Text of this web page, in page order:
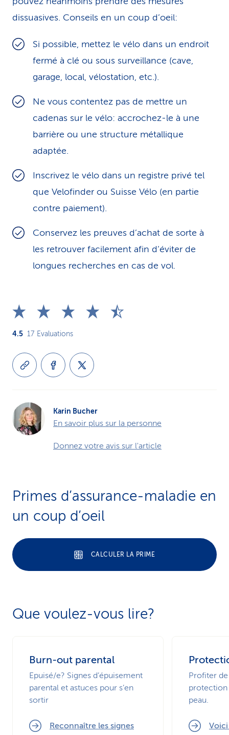
dissuasives. Conseils en un coup d’oeil:
Si possible, mettez le vélo dans un endroit
fermé à clé ou sous surveillance (cave,
garage, local, vélostation, etc.).
Ne vous contentez pas de mettre un
cadenas sur le vélo: accrochez-le à une
barrière ou une structure métallique
adaptée.
Inscrivez le vélo dans un registre privé tel
que Velofinder ou Suisse Vélo (en partie
contre paiement).
Conservez les preuves d’achat de sorte à
les retrouver facilement afin d’éviter de
longues recherches en cas de vol.
4.5 17 Evaluations
Karin Bucher
En savoir plus sur la personne
Donnez votre avis sur l'article
Primes d’assurance-maladie en
un coup d’oeil
CALCULER LA PRIME
Que voulez-vous lire?
Burn-out parental
Epuisé/e? Signes d’épuisement
parental et astuces pour s’en
sortir
Reconnaître les signes
Profiter de
protection
peau.